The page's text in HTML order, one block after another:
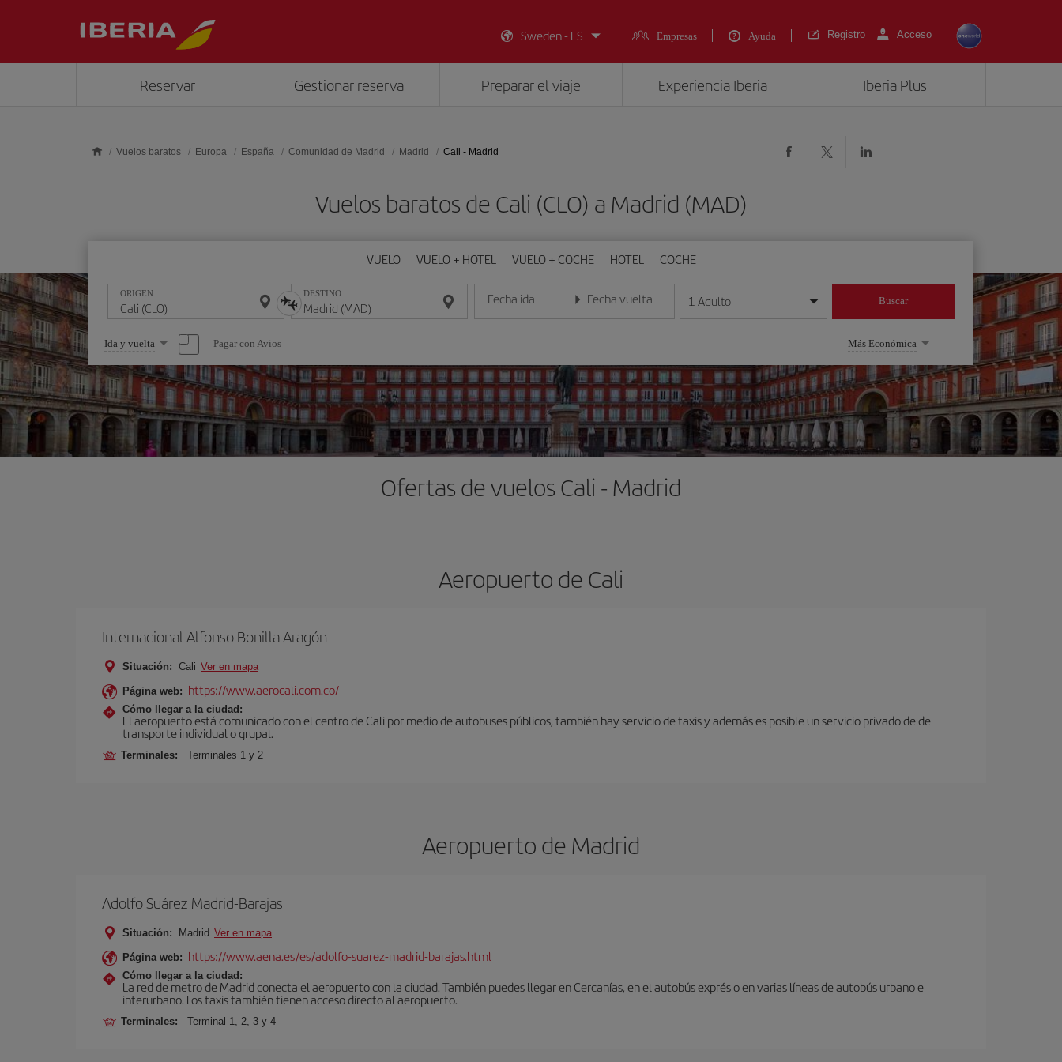
Sweden - ES
Empresas Ayuda Registro Acceso
Reservar Gestionar reserva Preparar el viaje Experiencia Iberia Iberia Plus
Vuelos baratos Europa España Comunidad de Madrid Madrid Cali - Madrid
Vuelos baratos de Cali (CLO) a Madrid (MAD)
VUELO VUELO + HOTEL VUELO + COCHE HOTEL COCHE
ORIGEN DESTINO Fecha ida
Introduce la fecha en formato día/mes/año
Fecha vuelta
Introduce la fecha en formato día/mes/año
1 Adulto Buscar
Seleccione
una
opción
Ida y vuelta Pagar con Avios Más Económica
Ofertas de vuelos Cali - Madrid
Aeropuerto de Cali
Internacional Alfonso Bonilla Aragón
Situación: Cali Ver en mapa
Página web: https://www.aerocali.com.co/
Cómo llegar a la ciudad:
El aeropuerto está comunicado con el centro de Cali por medio de autobuses públicos, también hay servicio de taxis y además es posible un servicio privado de de
transporte individual o grupal.
Terminales: Terminales 1 y 2
Aeropuerto de Madrid
Adolfo Suárez Madrid-Barajas
Situación: Madrid Ver en mapa
Página web: https://www.aena.es/es/adolfo-suarez-madrid-barajas.html
Cómo llegar a la ciudad:
La red de metro de Madrid conecta el aeropuerto con la ciudad. También puedes llegar en Cercanías, en el autobús exprés o en varias líneas de autobús urbano e
interurbano. Los taxis también tienen acceso directo al aeropuerto.
Terminales: Terminal 1, 2, 3 y 4